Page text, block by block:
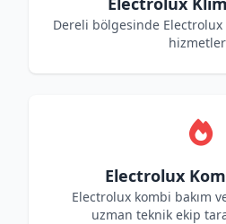
Dereli bölgesinde Electrolux
Electrolux
Electrolux kombi bakım
uzman teknik ekip